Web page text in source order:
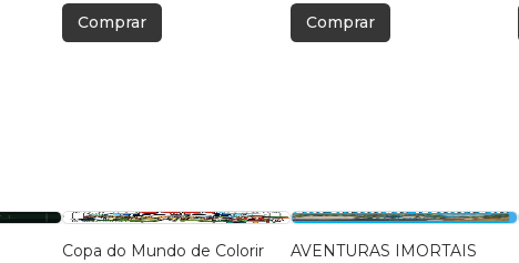
Comprar
Comprar
Copa do Mundo de Colorir
AVENTURAS IMORTAIS